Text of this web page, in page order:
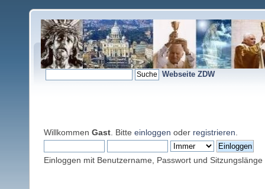
Webseite ZDW
Willkommen Gast . Bitte einloggen oder registrieren
Einloggen mit Benutzername, Passwort und Sitzungslänge